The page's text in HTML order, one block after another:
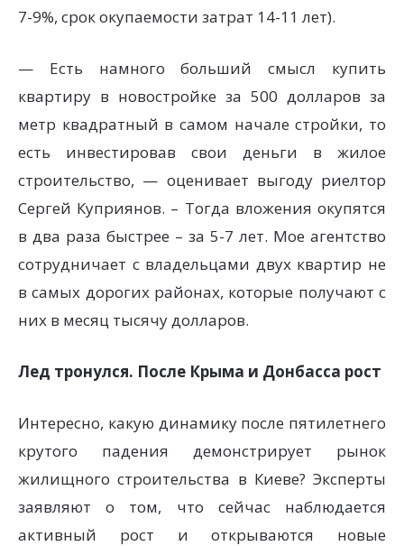
7-9%, срок окупаемости затрат 14-11 лет).
— Есть намного больший смысл купить
квартиру в новостройке за 500 долларов за
метр квадратный в самом начале стройки, то
есть инвестировав свои деньги в жилое
строительство, — оценивает выгоду риелтор
Сергей Куприянов. – Тогда вложения окупятся
в два раза быстрее – за 5-7 лет. Мое агентство
сотрудничает с владельцами двух квартир не
в самых дорогих районах, которые получают с
них в месяц тысячу долларов.
Лед тронулся. После Крыма и Донбасса рост
Интересно, какую динамику после пятилетнего
крутого падения демонстрирует рынок
жилищного строительства в Киеве? Эксперты
заявляют о том, что сейчас наблюдается
активный рост и открываются новые